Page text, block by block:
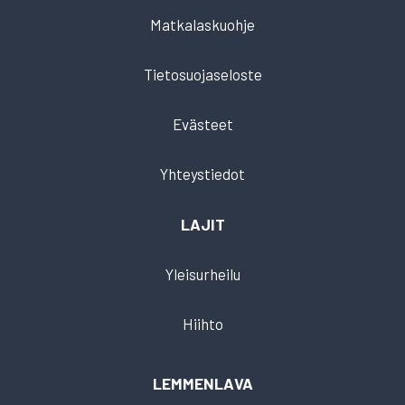
Matkalaskuohje
Tietosuojaseloste
Evästeet
Yhteystiedot
LAJIT
Yleisurheilu
Hiihto
LEMMENLAVA